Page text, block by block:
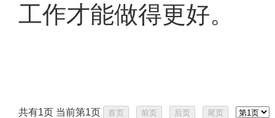
工作才能做得更好。
共有1页 当前第1页